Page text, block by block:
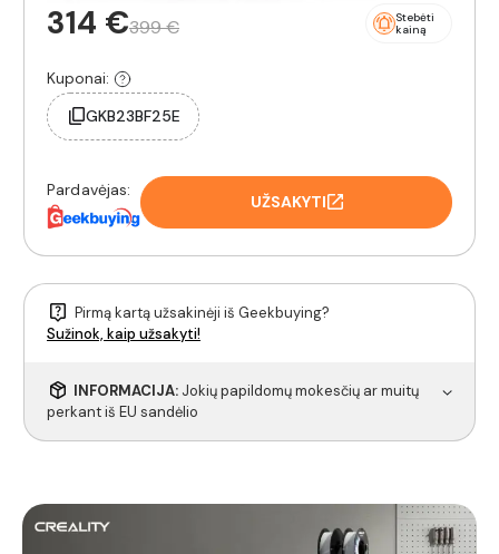
314 €399 €
Stebėti
kainą
Kuponai:
GKB23BF25E
Pardavėjas:
UŽSAKYTI
Pirmą kartą užsakinėji iš Geekbuying?
Sužinok, kaip užsakyti!
INFORMACIJA: Jokių papildomų mokesčių ar muitų
perkant iš EU sandėlio